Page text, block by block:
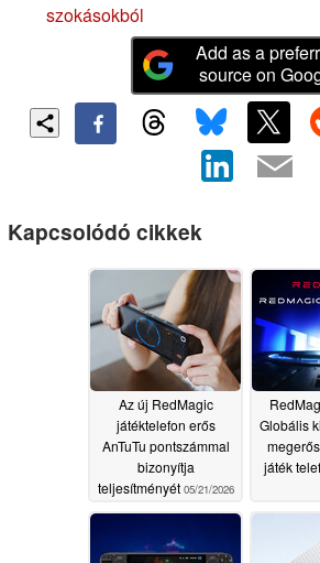
szokásokból
Add as a
source on
Kapcsolódó cikkek
Az új RedMagic
játéktelefon erős
AnTuTu pontszámmal
bizonyítja
teljesítményét 05/21/2026
Globális
játék